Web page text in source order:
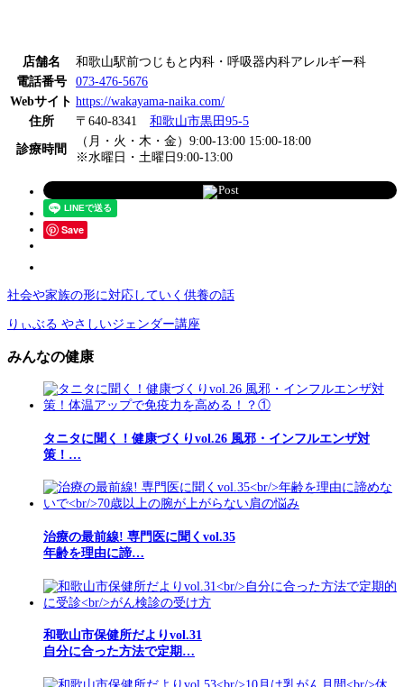
店舗名
和歌山駅前つじもと内科・呼吸器内科アレルギー科
電話番号
073-476-5676
Webサイト https://wakayama-naika.com/
住所
〒640-8341 和歌山市黒田95-5
診療時間
（月・火・木・金）9:00-13:00 15:00-18:00
※水曜日・土曜日9:00-13:00
Post
Save
社会や家族の形に対応していく供養の話
りぃぶる やさしいジェンダー講座
みんなの健康
タニタに聞く！健康づくりvol.26 風邪・インフルエンザ対
策！…
治療の最前線! 専門医に聞くvol.35
年齢を理由に諦…
和歌山市保健所だよりvol.31
自分に合った方法で定期…